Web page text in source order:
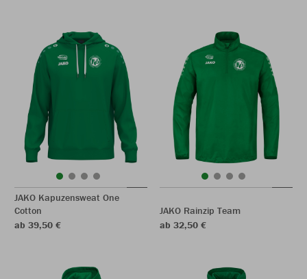
JAKO Kapuzensweat One
Cotton
ab 39,50 €
JAKO Rainzip Team
ab 32,50 €